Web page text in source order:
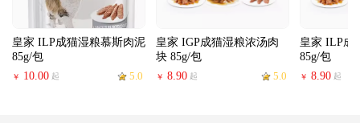
皇家 ILP成猫湿粮慕斯肉泥
85g/包
￥ 10.00 起 5.0
皇家 IGP成猫湿粮浓汤肉
块 85g/包
￥ 8.90 起 5.0
皇家 ILP成
85g/包
￥ 8.90 起